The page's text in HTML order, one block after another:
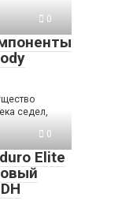
0
седел,
0
Elite